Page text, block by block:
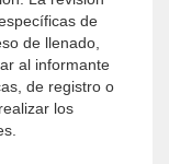
de
de llenado,
al informante
de registro o
los